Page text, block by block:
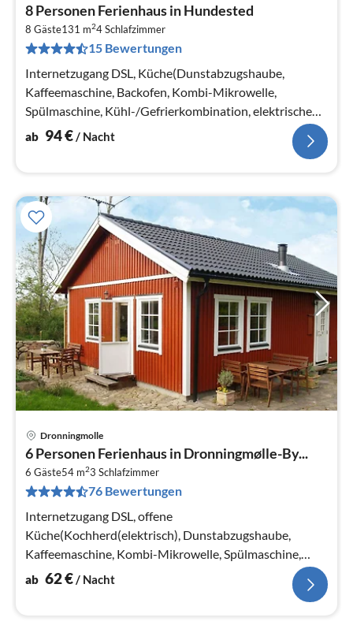
8 Personen Ferienhaus in Hundested
8 Gäste131 m24Schlafzimmer
15 Bewertungen
Internetzugang DSL, Küche(Dunstabzugshaube,
Kaffeemaschine, Backofen, Kombi-Mikrowelle,
Spülmaschine, Kühl-/Gefrierkombination, elektrische
Kochplatten)
ab 94€/ Nacht
Dronningmolle
6 Personen Ferienhaus in Dronningmølle-By...
6 Gäste54 m23 Schlafzimmer
76 Bewertungen
Internetzugang DSL, offene
Küche(Kochherd(elektrisch), Dunstabzugshaube,
Kaffeemaschine, Kombi-Mikrowelle, Spülmaschine,
Kühl-/Gefrierkombination),
ab 62€/ Nacht